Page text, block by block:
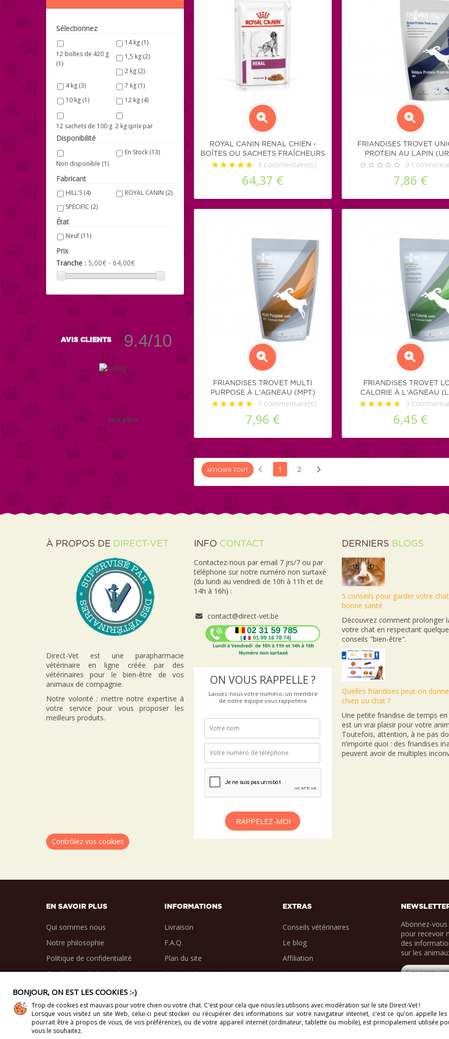
Sélectionnez
12 boîtes de 420 g
(1)
14 kg(1)
1,5 kg(2)
2 kg(2)
4 kg (3) 7 kg(1)
10 kg (1) 12 kg(4)
12 sachets de 100 g
(1)
2 kg (prix par
multiple de 3 sacs)
Disponibilité
Non disponible (1)
En Stock(13)
Fabricant
HILL'S (4) ROYAL CANIN (2)
SPECIFIC (2)
État
Neuf (11)
Prix
Tranche : 5,00€ - 64,00€
AVIS CLIENTS 9.4/10
voir plus
ROYAL CANIN RENAL CHIEN -
BOÎTES OU SACHETS FRAÎCHEURS
8 Commentaire(s)
64,37 €
FRIANDISES TROVET
PROTEIN AU LAPIN
0
7,86 €
FRIANDISES TROVET MULTI
PURPOSE À L'AGNEAU (MPT)
1 Commentaire(s)
7,96 €
FRIANDISES TROVET
CALORIE À L'AGNEAU
3
6,45 €
AFFICHER TOUT 1 2
À PROPOS DE DIRECT-VET
Direct-Vet est une parapharmacie
vétérinaire en ligne créée par des
vétérinaires pour le bien-être de vos
animaux de compagnie.
Notre volonté : mettre notre expertise à
votre service pour vous proposer les
meilleurs produits.
INFO CONTACT
Contactez-nous par email 7 jrs/7 ou par
téléphone sur notre numéro non surtaxé
(du lundi au vendredi de 10h à 11h et de
14h à 16h) :
contact@direct-vet.be
ON VOUS RAPPELLE ?
Laissez-nous votre numéro, un membre
de notre équipe vous rappellera
RAPPELEZ-MOI
DERNIERS BLOGS
5 conseils pour garder votre
bonne santé
Découvrez comment prolonger
votre chat en respectant
conseils "bien-être".
Quelles friandises peut-on
chien ou chat ?
Une petite friandise de temps
est un vrai plaisir pour votre
Toutefois, attention, à ne pas
n’importe quoi : des friandises
peuvent avoir de multiples
Contrôlez vos cookies
EN SAVOIR PLUS
Qui sommes nous
Notre philosophie
Politique de confidentialité
Conditions générales de vente
INFORMATIONS
Livraison
F.A.Q.
Plan du site
Sécurité des paiements
EXTRAS
Conseils vétérinaires
Le blog
Affiliation
Liens utiles
Abonnez-
pour recevoir
des
sur les
Copyright 2012-2026. Direct-Vet BV. Tous droits réservés.
BONJOUR, ON EST LES COOKIES :-)
Trop de cookies est mauvais pour votre chien ou votre chat. C'est pour cela que nous les utilisons avec modération sur le site Direct-Vet !
Lorsque vous visitez un site Web, celui-ci peut stocker ou récupérer des informations sur votre navigateur internet, c'est ce qu'on appelle
pourrait être à propos de vous, de vos préférences, ou de votre appareil internet (ordinateur, tablette ou mobile), est principalement utilisée
vous le souhaitez.